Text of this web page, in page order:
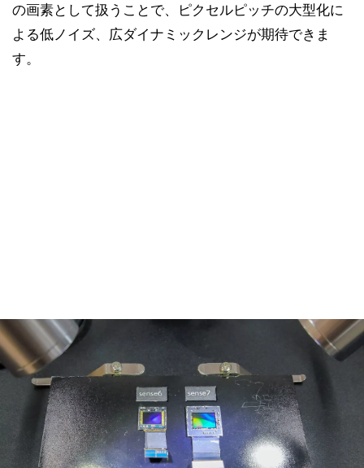
の画素として扱うことで、ピクセルピッチの大型化に
よる低ノイズ、広ダイナミックレンジが期待できま
す。